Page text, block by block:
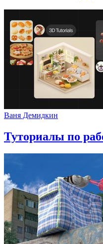
Ваня Демидкин
Туториалы по